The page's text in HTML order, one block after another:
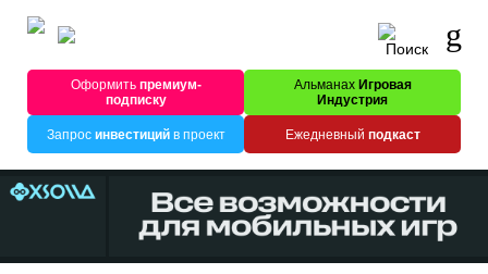
Оформитьпремиум-
подписку
Альманах Игровая
Индустрия
Запрос инвестицийв проект Ежедневный подкаст